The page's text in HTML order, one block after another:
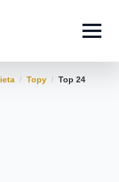
Topy Top 24